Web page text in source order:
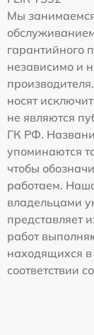
Мы
гарантийного
независимо и
носят
не являются
ГК РФ.
упоминаются
чтобы
работаем.
владельцами
представляет
работ
находящихся
соответствии